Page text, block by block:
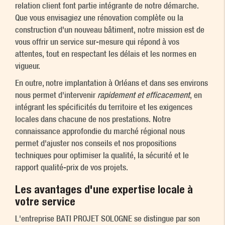
relation client font partie intégrante de notre démarche.
Que vous envisagiez une rénovation complète ou la
construction d'un nouveau bâtiment, notre mission est de
vous offrir un service sur-mesure qui répond à vos
attentes, tout en respectant les délais et les normes en
vigueur.
En outre, notre implantation à Orléans et dans ses environs
nous permet d'intervenir rapidement et efficacement, en
intégrant les spécificités du territoire et les exigences
locales dans chacune de nos prestations. Notre
connaissance approfondie du marché régional nous
permet d'ajuster nos conseils et nos propositions
techniques pour optimiser la qualité, la sécurité et le
rapport qualité-prix de vos projets.
Les avantages d'une expertise locale à
votre service
L'entreprise BATI PROJET SOLOGNE se distingue par son